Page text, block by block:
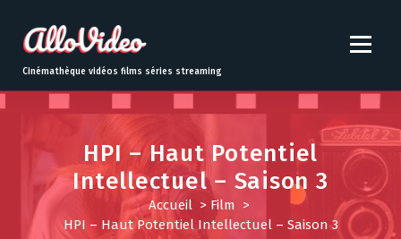
t
o
Cinémathèque vidéos films séries streaming
HPI – Haut Potentiel
Intellectuel – Saison 3
Accueil> Film >
HPI – Haut Potentiel Intellectuel – Saison 3